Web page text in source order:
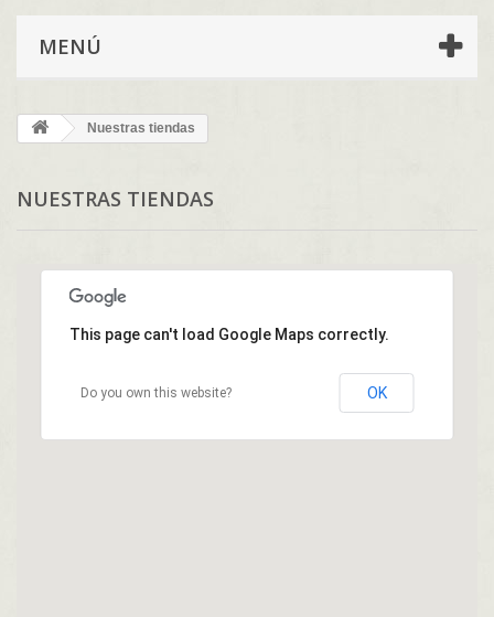
MENÚ
Nuestras tiendas
NUESTRAS TIENDAS
This page can't load Google Maps correctly.
Do you own this website? OK